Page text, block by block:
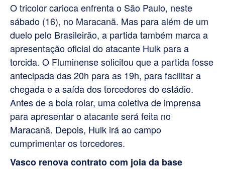
O tricolor carioca enfrenta o São Paulo, neste
sábado (16), no Maracanã. Mas para além de um
duelo pelo Brasileirão, a partida também marca a
apresentação oficial do atacante Hulk para a
torcida. O Fluminense solicitou que a partida fosse
antecipada das 20h para as 19h, para facilitar a
chegada e a saída dos torcedores do estádio.
Antes de a bola rolar, uma coletiva de imprensa
para apresentar o atacante será feita no
Maracanã. Depois, Hulk irá ao campo
cumprimentar os torcedores.
Vasco renova contrato com joia da base